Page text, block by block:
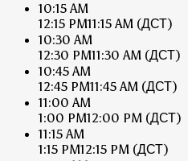
10:15 AM
12:15 PM11:15 AM (ДСТ)
10:30 AM
12:30 PM11:30 AM (ДСТ)
10:45 AM
12:45 PM11:45 AM (ДСТ)
11:00 AM
1:00 PM12:00 PM (ДСТ)
11:15 AM
1:15 PM12:15 PM (ДСТ)